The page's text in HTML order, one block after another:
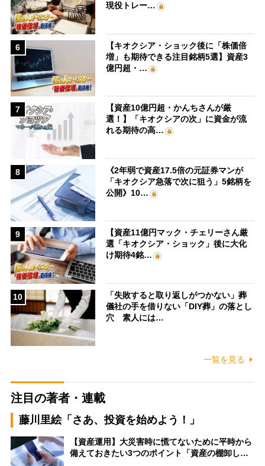
現役トレー…
6
【キオクシア・ショック後に「株価倍
増」も期待できる注目銘柄5選】資産3
億円超・…
7
【資産10億円超・かんちさんが厳
選！】「キオクシアの次」に資金が流
れる期待の高…
8
《2年弱で資産17.5倍の元証券マンが
「キオクシア急落で次に狙う」5銘柄を
公開》10…
9
【資産11億円マック・チェリーさん厳
選「キオクシア・ショック」後に大化
け期待4銘…
10
「失敗すると取り返しがつかない」葬
儀社の手を借りない「DIY葬」の落とし
穴 素人には…
一覧を見る
注目の著者・連載
藤川里絵「さあ、投資を始めよう！」
【資産運用】大災害時に慌てないために平時から
備えておきたい3つのポイント「資産の棚卸し…